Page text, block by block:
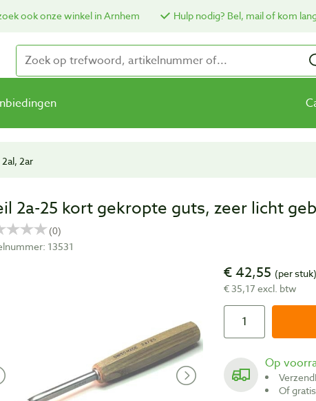
ook onze winkel in Arnhem Hulp nodig? Bel, mail of kom
2ar
2a-25 kort gekropte guts, zeer licht
13531
€ 42,55 (per stuk)
€ 35,17 excl. btw
Op
Of